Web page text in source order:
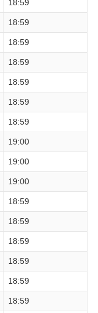
18:59
18:59
18:59
18:59
18:59
18:59
18:59
19:00
19:00
19:00
18:59
18:59
18:59
18:59
18:59
18:59